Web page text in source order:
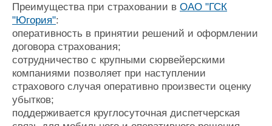
Преимущества при страховании в ОАО "ГСК
"Югория":
оперативность в принятии решений и оформлении
договора страхования;
сотрудничество с крупными сюрвейерскими
компаниями позволяет при наступлении
страхового случая оперативно произвести оценку
убытков;
поддерживается круглосуточная диспетчерская